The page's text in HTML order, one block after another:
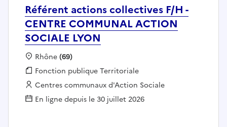
Référent actions collectives F/H -
CENTRE COMMUNAL ACTION
SOCIALE LYON
Localisation :
Rhône(69)
Fonction publique :
Fonction publique Territoriale
Employeur :
Centres communaux d'Action Sociale
En ligne depuis le 30 juillet 2026